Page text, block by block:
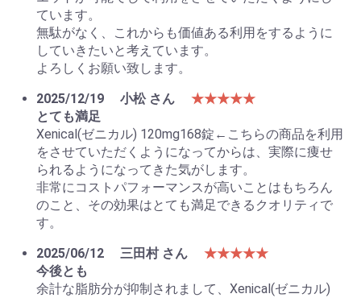
ています。
無駄がなく、これからも価値ある利用をするように
していきたいと考えています。
よろしくお願い致します。
2025/12/19
小松 さん
★★★★★
とても満足
Xenical(ゼニカル) 120mg168錠←こちらの商品を利用
をさせていただくようになってからは、実際に痩せ
られるようになってきた気がします。
非常にコストパフォーマンスが高いことはもちろん
のこと、その効果はとても満足できるクオリティで
す。
2025/06/12
三田村 さん
★★★★★
今後とも
余計な脂肪分が抑制されまして、Xenical(ゼニカル)